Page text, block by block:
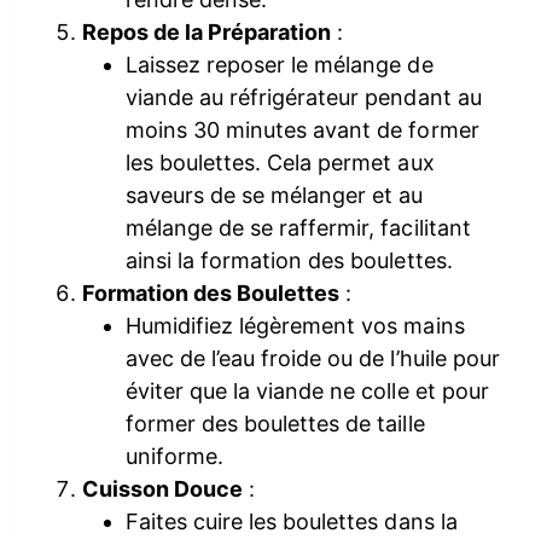
Repos de la Préparation :
Laissez reposer le mélange de
viande au réfrigérateur pendant au
moins 30 minutes avant de former
les boulettes. Cela permet aux
saveurs de se mélanger et au
mélange de se raffermir, facilitant
ainsi la formation des boulettes.
Formation des Boulettes :
Humidifiez légèrement vos mains
avec de l’eau froide ou de l’huile pour
éviter que la viande ne colle et pour
former des boulettes de taille
uniforme.
Cuisson Douce :
Faites cuire les boulettes dans la